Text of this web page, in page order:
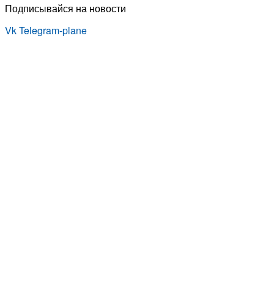
Подписывайся на новости
VkTelegram-plane